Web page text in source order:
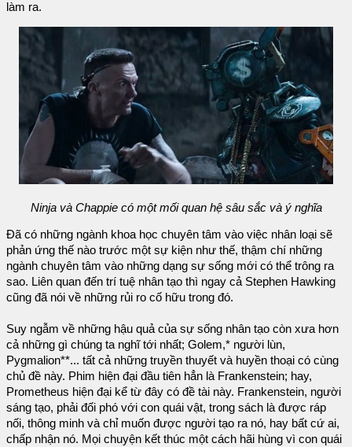
làm ra.
Ninja và Chappie có một mối quan hệ sâu sắc và ý nghĩa
Đã có những ngành khoa học chuyên tâm vào việc nhân loại sẽ
phản ứng thế nào trước một sự kiện như thế, thậm chí những
ngành chuyên tâm vào những dạng sự sống mới có thể trông ra
sao. Liên quan đến trí tuệ nhân tạo thì ngay cả Stephen Hawking
cũng đã nói về những rủi ro cố hữu trong đó.
Suy ngẫm về những hậu quả của sự sống nhân tạo còn xưa hơn
cả những gì chúng ta nghĩ tới nhất; Golem,* người lùn,
Pygmalion**... tất cả những truyền thuyết và huyền thoại có cùng
chủ đề này. Phim hiện đại đầu tiên hẳn là Frankenstein; hay,
Prometheus hiện đại kể từ đây có đề tài này. Frankenstein, người
sáng tạo, phải đối phó với con quái vật, trong sách là được ráp
nối, thông minh và chỉ muốn được người tạo ra nó, hay bất cứ ai,
chấp nhận nó. Mọi chuyện kết thúc một cách hãi hùng vì con quái